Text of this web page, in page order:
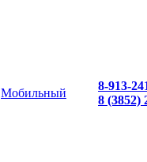
Мобильный
8-913-
8 (3852)